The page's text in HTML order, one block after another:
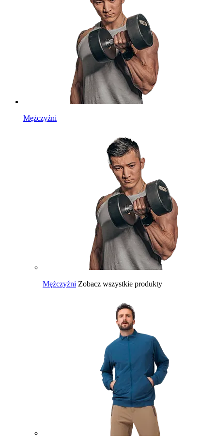
Mężczyźni
Mężczyźni Zobacz wszystkie produkty